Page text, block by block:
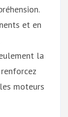
et en
la
moteurs